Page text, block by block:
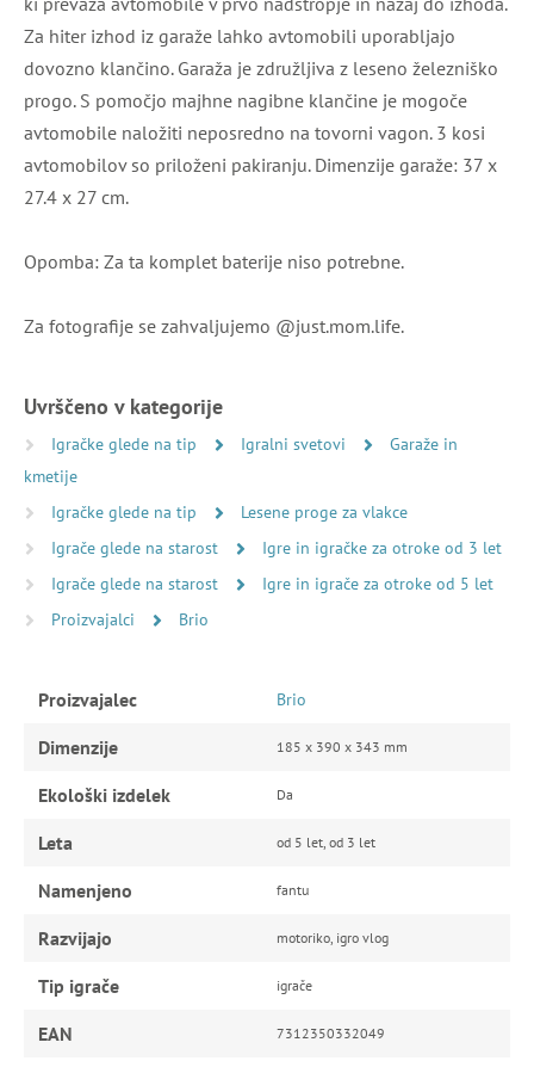
Za hiter izhod iz garaže lahko avtomobili uporabljajo
dovozno klančino. Garaža je združljiva z leseno železniško
progo. S pomočjo majhne nagibne klančine je mogoče
avtomobile naložiti neposredno na tovorni vagon. 3 kosi
avtomobilov so priloženi pakiranju. Dimenzije garaže: 37 x
27.4 x 27 cm.
Opomba: Za ta komplet baterije niso potrebne.
Za fotografije se zahvaljujemo @just.mom.life.
Uvrščeno v kategorije
Igračke glede na tip Igralni svetovi
Garaže in
kmetije
Igračke glede na tip
Lesene proge za vlakce
Igrače glede na starost
Igre in igračke za otroke od 3 let
Igrače glede na starost
Igre in igrače za otroke od 5 let
Proizvajalci
Brio
Proizvajalec Brio
Dimenzije 185 x 390 x 343 mm
Ekološki izdelek Da
Leta od 5 let, od 3 let
Namenjeno fantu
Razvijajo motoriko, igro vlog
Tip igrače igrače
EAN 7312350332049